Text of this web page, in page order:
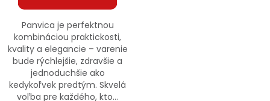
Panvica je perfektnou
kombináciou praktickosti,
kvality a elegancie – varenie
bude rýchlejšie, zdravšie a
jednoduchšie ako
kedykoľvek predtým. Skvelá
voľba pre každého, kto...